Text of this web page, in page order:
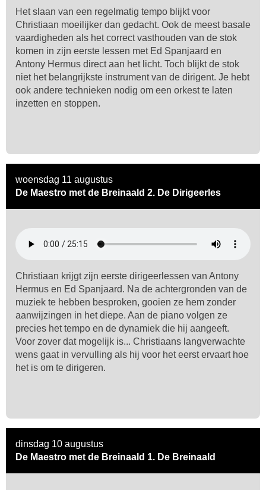
Het slaan van een regelmatig tempo blijkt voor
Christiaan moeilijker dan gedacht. Ook de meest basale
vaardigheden als het correct vasthouden van de stok
komen in zijn eerste lessen met Ed Spanjaard en
Antony Hermus direct aan het licht. Toch blijkt de stok
niet het belangrijkste instrument van de dirigent. Je hebt
ook andere technieken nodig om een orkest te laten
inzetten en stoppen.
woensdag 11 augustus
De Maestro met de Breinaald 2. De Dirigeerles
Christiaan krijgt zijn eerste dirigeerlessen van Antony
Hermus en Ed Spanjaard. Na de achtergronden van de
muziek te hebben besproken, gooien ze hem zonder
aanwijzingen in het diepe. Aan de piano volgen ze
precies het tempo en de dynamiek die hij aangeeft.
Voor zover dat mogelijk is... Christiaans langverwachte
wens gaat in vervulling als hij voor het eerst ervaart hoe
het is om te dirigeren.
dinsdag 10 augustus
De Maestro met de Breinaald 1. De Breinaald